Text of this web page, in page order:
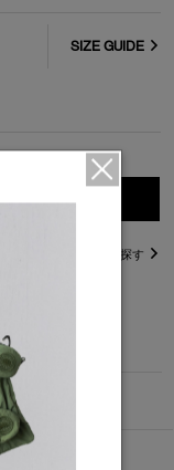
SIZE GUIDE
直営店在庫を探す